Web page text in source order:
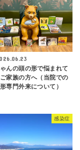
んの頭の形で悩まれて
家族の方へ（当院での
専門外来について）
感染症